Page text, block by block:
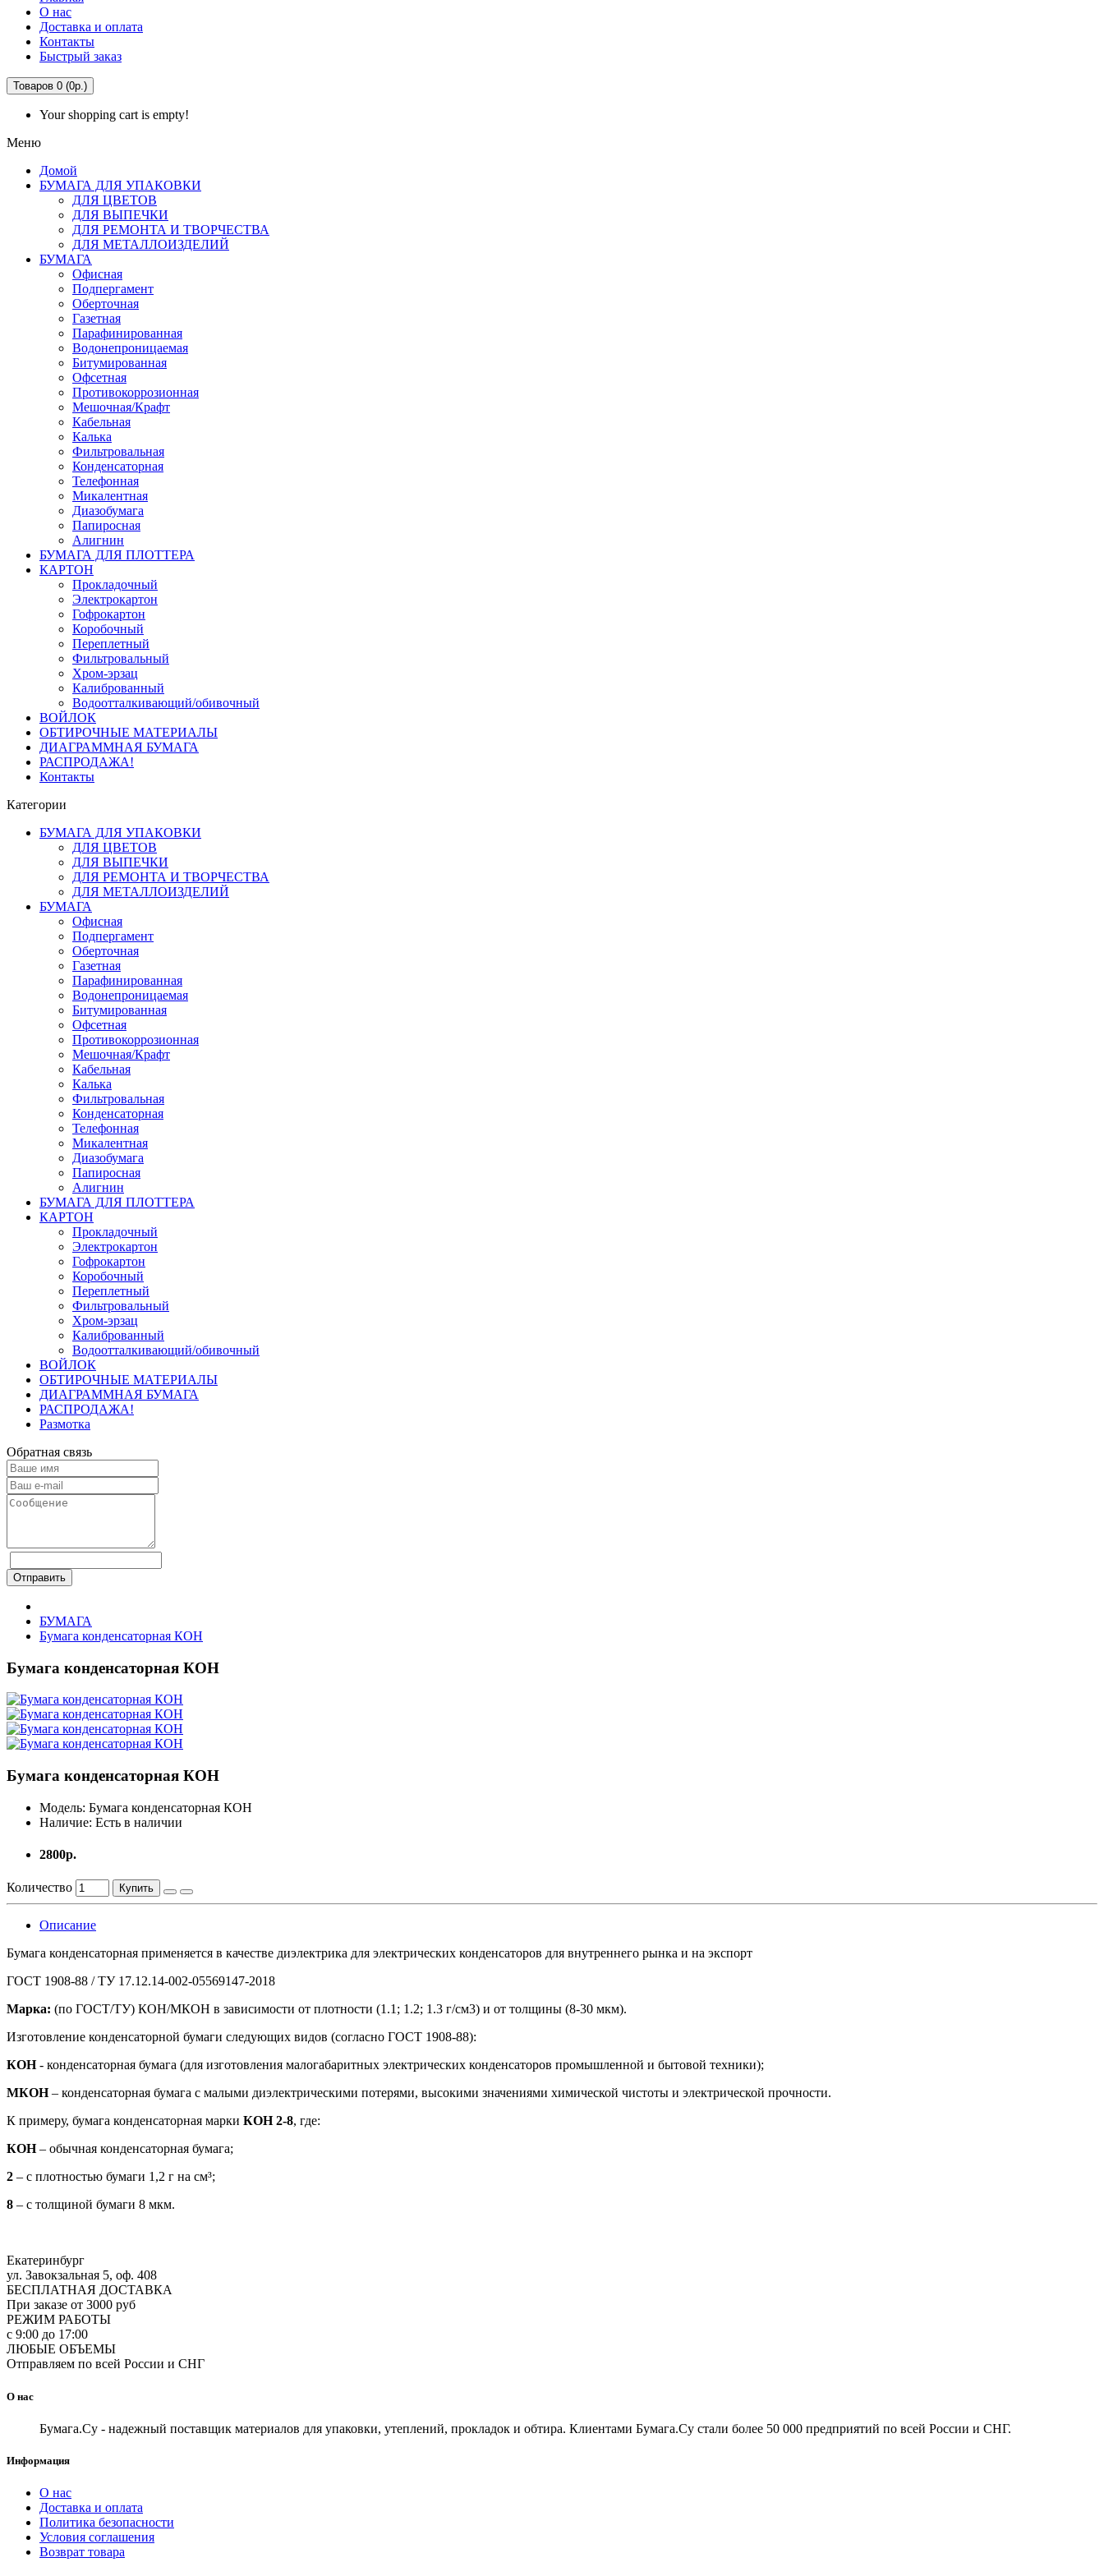
О нас
Доставка и оплата
Контакты
Быстрый заказ
Товаров 0 (0р.)
Your shopping cart is empty!
Меню
Домой
БУМАГА ДЛЯ УПАКОВКИ
ДЛЯ ЦВЕТОВ
ДЛЯ ВЫПЕЧКИ
ДЛЯ РЕМОНТА И ТВОРЧЕСТВА
ДЛЯ МЕТАЛЛОИЗДЕЛИЙ
БУМАГА
Офисная
Подпергамент
Оберточная
Газетная
Парафинированная
Водонепроницаемая
Битумированная
Офсетная
Противокоррозионная
Мешочная/Крафт
Кабельная
Калька
Фильтровальная
Конденсаторная
Телефонная
Микалентная
Диазобумага
Папиросная
Алигнин
БУМАГА ДЛЯ ПЛОТТЕРА
КАРТОН
Прокладочный
Электрокартон
Гофрокартон
Коробочный
Переплетный
Фильтровальный
Хром-эрзац
Калиброванный
Водоотталкивающий/обивочный
ВОЙЛОК
ОБТИРОЧНЫЕ МАТЕРИАЛЫ
ДИАГРАММНАЯ БУМАГА
РАСПРОДАЖА!
Контакты
Категории
БУМАГА ДЛЯ УПАКОВКИ
ДЛЯ ЦВЕТОВ
ДЛЯ ВЫПЕЧКИ
ДЛЯ РЕМОНТА И ТВОРЧЕСТВА
ДЛЯ МЕТАЛЛОИЗДЕЛИЙ
БУМАГА
Офисная
Подпергамент
Оберточная
Газетная
Парафинированная
Водонепроницаемая
Битумированная
Офсетная
Противокоррозионная
Мешочная/Крафт
Кабельная
Калька
Фильтровальная
Конденсаторная
Телефонная
Микалентная
Диазобумага
Папиросная
Алигнин
БУМАГА ДЛЯ ПЛОТТЕРА
КАРТОН
Прокладочный
Электрокартон
Гофрокартон
Коробочный
Переплетный
Фильтровальный
Хром-эрзац
Калиброванный
Водоотталкивающий/обивочный
ВОЙЛОК
ОБТИРОЧНЫЕ МАТЕРИАЛЫ
ДИАГРАММНАЯ БУМАГА
РАСПРОДАЖА!
Размотка
Обратная связь
Отправить
БУМАГА
Бумага конденсаторная КОН
Бумага конденсаторная КОН
Бумага конденсаторная КОН
Модель: Бумага конденсаторная КОН
Наличие: Есть в наличии
2800р.
Количество Купить
Описание
Бумага конденсаторная применяется в качестве диэлектрика для электрических конденсаторов для внутреннего рынка и на экспорт
ГОСТ 1908-88 / ТУ 17.12.14-002-05569147-2018
Марка: (по ГОСТ/ТУ) КОН/МКОН в зависимости от плотности (1.1; 1.2; 1.3 г/см3) и от толщины (8-30 мкм).
Изготовление конденсаторной бумаги следующих видов (согласно ГОСТ 1908-88):
КОН- конденсаторная бумага (для изготовления малогабаритных электрических конденсаторов промышленной и бытовой техники);
МКОН– конденсаторная бумага с малыми диэлектрическими потерями, высокими значениями химической чистоты и электрической прочности.
К примеру, бумага конденсаторная марки КОН 2-8, где:
КОН– обычная конденсаторная бумага;
2 – с плотностью бумаги 1,2 г на см³;
8 – с толщиной бумаги 8 мкм.
Екатеринбург
ул. Завокзальная 5, оф. 408
БЕСПЛАТНАЯ ДОСТАВКА
При заказе от 3000 руб
РЕЖИМ РАБОТЫ
с 9:00 до 17:00
ЛЮБЫЕ ОБЪЕМЫ
Отправляем по всей России и СНГ
О нас
Бумага.Су - надежный поставщик материалов для упаковки, утеплений, прокладок и обтира. Клиентами Бумага.Су стали более 50 000 предприятий по всей России и СНГ.
Информация
О нас
Доставка и оплата
Политика безопасности
Условия соглашения
Возврат товара